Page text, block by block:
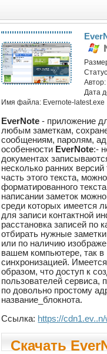
Дата
Имя файла: Evernote-latest.exe
EverNote - приложение
любым заметкам,
сообщениям, паролям,
особенности EverNote:-
документах
несколько ранних
часть этого текста,
форматированного
написании заметок
среди которых имеется
для записи контактной
расстановка записей по
отбирать нужные
или по наличию
вашем компьютере, так в
синхронизацией.
образом, что доступ к
пользователей сервиса,
по довольно простому
название_блокнота.
Ссылка: https://
Скачать